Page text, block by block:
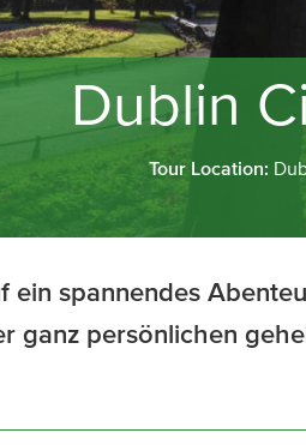
Dublin
Tour Location:
ein spannendes
ganz persönlichen